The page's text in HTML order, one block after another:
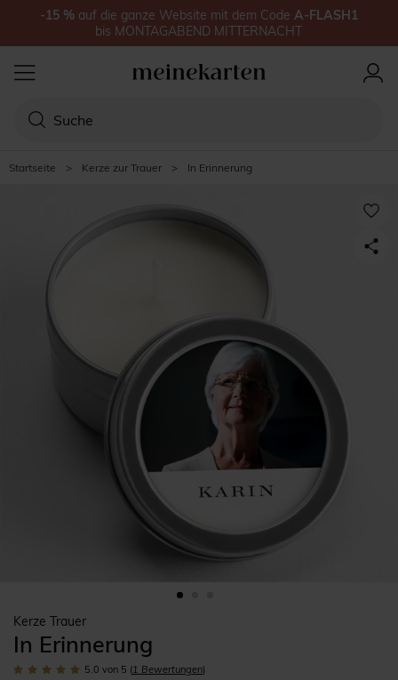
Startseite > Kerze zur Trauer > In Erinnerung
Kerze Trauer
In Erinnerung
5.0 von 5 (1 Bewertungen)
-15 % auf die ganze Website mit dem Code A-FLASH1
bis MONTAGABEND MITTERNACHT